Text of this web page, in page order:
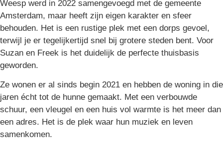
Weesp werd in 2022 samengevoegd met de gemeente
Amsterdam, maar heeft zijn eigen karakter en sfeer
behouden. Het is een rustige plek met een dorps gevoel,
terwijl je er tegelijkertijd snel bij grotere steden bent. Voor
Suzan en Freek is het duidelijk de perfecte thuisbasis
geworden.
Ze wonen er al sinds begin 2021 en hebben de woning in die
jaren écht tot de hunne gemaakt. Met een verbouwde
schuur, een vleugel en een huis vol warmte is het meer dan
een adres. Het is de plek waar hun muziek en leven
samenkomen.